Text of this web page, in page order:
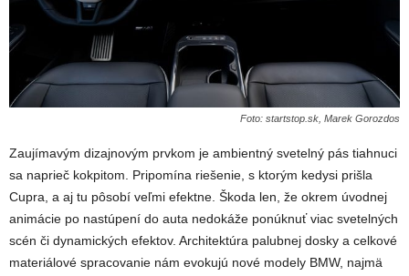
Foto: startstop.sk, Marek Gorozdos
Zaujímavým dizajnovým prvkom je ambientný svetelný pás tiahnuci
sa naprieč kokpitom. Pripomína riešenie, s ktorým kedysi prišla
Cupra, a aj tu pôsobí veľmi efektne. Škoda len, že okrem úvodnej
animácie po nastúpení do auta nedokáže ponúknuť viac svetelných
scén či dynamických efektov. Architektúra palubnej dosky a celkové
materiálové spracovanie nám evokujú nové modely BMW, najmä